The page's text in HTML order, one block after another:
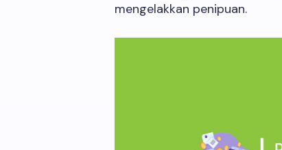
mengelakkan penipuan.